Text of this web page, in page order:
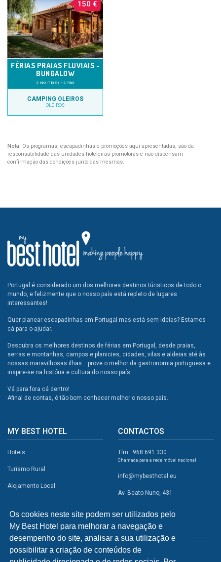
Os cookies neste site podem ser utilizados pelo
My Best Hotel para melhorar a navegação e
desempenho do site, analisar a sua utilização e
possibilitar a criação de conteúdos de
150 €
FÉRIAS PRAIAS FLUVIAIS -
BUNGALOW
2 NOITE(S) • 2 PAX
CAMPING OLEIROS
OLEIROS
Nota: Os programas, escapadinhas e promoções aqui apresentadas, são da
responsabilidade das unidades hoteleiras promotoras e não dispensam
confirmação das condições junto das mesmas.
Portugal é considerado um dos melhores destinos túristicos de todo o
mundo, e felizmente que o nosso país está repleto de lugares
interessantes!
Quer planear escapadinhas em Portugal mas está sem ideias? Estamos
cá para o ajudar.
Descubra os melhores destinos de férias em Portugal, desde praias,
serras e montanhas, campos e planicies, cidades, vilas e aldeias até às
nossas maravilhosas ilhas... prove o melhor da gastronomia portuguesa e
inspire-se na história e cultura do nosso país.
Vá para fora cá dentro!
Afinal de contas, é tão bom conhecer melhor o nosso país.
MY BEST HOTEL
Hoteis
Turismo Rural
Alojamento Local
Atividades
Restaurantes
CONTACTOS
Tlm.: 968 691 330
Chamada para a rede móvel nacional
info@mybesthotel.eu
Av. Beato Nuno, 431
REDES SOCIAIS